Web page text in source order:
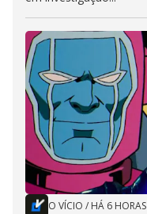
O VÍCIO / HÁ 6 HORAS